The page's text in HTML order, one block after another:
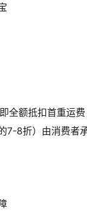
全额抵扣首重运费
7-8折）由消费者